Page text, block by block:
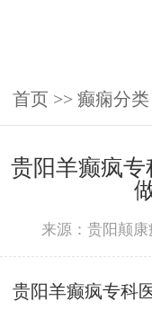
首页 >> 癫痫分类
贵阳羊癫疯
来源：贵阳颠
贵阳羊癫疯专科